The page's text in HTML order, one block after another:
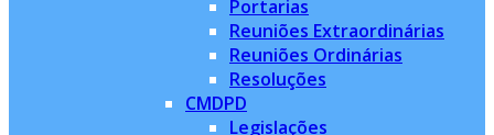
Portarias
Reuniões Extraordinárias
Reuniões Ordinárias
Resoluções
CMDPD
Legislações